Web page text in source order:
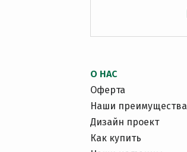
О НАС
Оферта
Наши преимущества
Дизайн проект
Как купить